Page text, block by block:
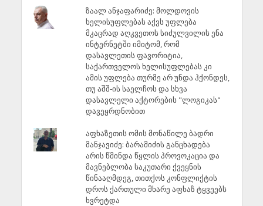
ზაალ ანჯაფარიძე: მოლდოვის
ხელისუფლებას აქვს უფლება
მკაცრად აღკვეთოს სიძულვილის ენა
ინტერნეტში იმიტომ, რომ
დასავლეთის ფავორიტია,
საქართველოს ხელისუფლებას კი
ამის უფლება თურმე არ უნდა ჰქონდეს,
თუ აშშ-ის საელჩოს და სხვა
დასავლელი აქტორების "ლოგიკას"
დავეყრდნობით
აფხაზეთის ომის მონაწილე ბადრი
მანჯავიძე: ბარამიძის განცხადება
არის წმინდა წყლის პროვოკაცია და
მავნებლობა საკუთარი ქვეყნის
წინააღმდეგ, თითქოს კონფლიქტის
დროს ქართული მხარე აფხაზ ტყვეებს
ხვრეტდა